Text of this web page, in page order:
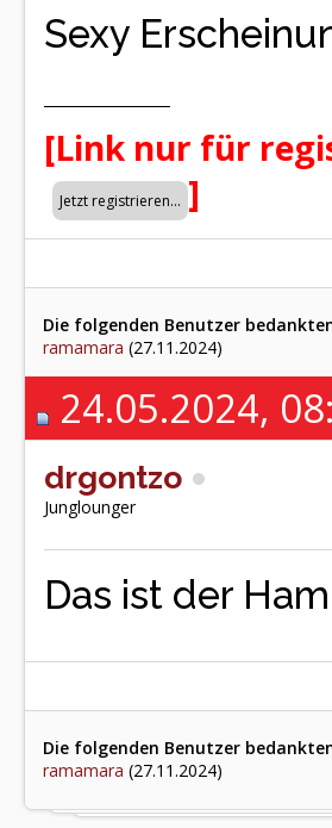
Sexy
[Link nur für
]
Die folgenden Benutzer
ramamara (27.11.2024)
24.05.2024,
drgontzo
Junglounger
Das ist der
Die folgenden Benutzer
ramamara (27.11.2024)